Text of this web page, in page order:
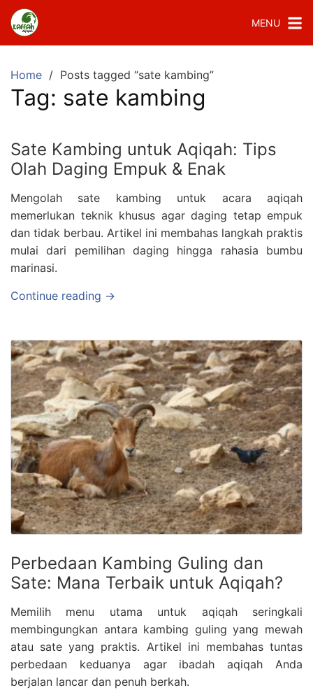
MENU
Home Posts tagged “sate kambing”
Tag: sate kambing
Sate Kambing untuk Aqiqah: Tips
Olah Daging Empuk & Enak
Mengolah sate kambing untuk acara aqiqah
memerlukan teknik khusus agar daging tetap empuk
dan tidak berbau. Artikel ini membahas langkah praktis
mulai dari pemilihan daging hingga rahasia bumbu
marinasi.
Continue reading →
Perbedaan Kambing Guling dan
Sate: Mana Terbaik untuk Aqiqah?
Memilih menu utama untuk aqiqah seringkali
membingungkan antara kambing guling yang mewah
atau sate yang praktis. Artikel ini membahas tuntas
perbedaan keduanya agar ibadah aqiqah Anda
berjalan lancar dan penuh berkah.